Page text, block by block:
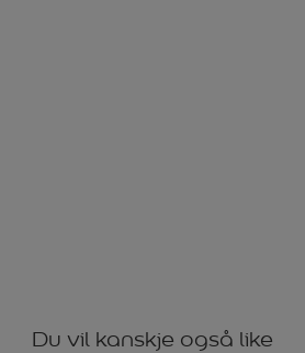
Du vil kanskje også like